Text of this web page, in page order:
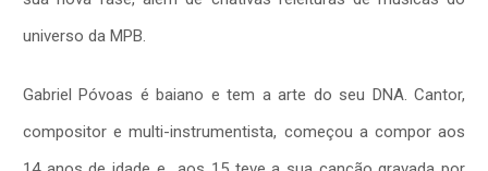
universo da MPB.
Gabriel Póvoas é baiano e tem a arte do seu DNA. Cantor,
compositor e multi-instrumentista, começou a compor aos